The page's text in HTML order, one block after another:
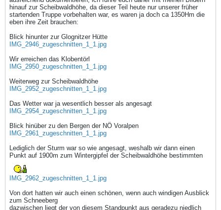
hinauf zur Scheibwaldhöhe, da dieser Teil heute nur unserer früher
startenden Truppe vorbehalten war, es waren ja doch ca 1350Hm die
eben ihre Zeit brauchen:
Blick hinunter zur Glognitzer Hütte
IMG_2946_zugeschnitten_1_1.jpg
Wir erreichen das Klobentörl
IMG_2950_zugeschnitten_1_1.jpg
Weiterweg zur Scheibwaldhöhe
IMG_2952_zugeschnitten_1_1.jpg
Das Wetter war ja wesentlich besser als angesagt
IMG_2954_zugeschnitten_1_1.jpg
Blick hinüber zu den Bergen der NÖ Voralpen
IMG_2961_zugeschnitten_1_1.jpg
Lediglich der Sturm war so wie angesagt, weshalb wir dann einen
Punkt auf 1900m zum Wintergipfel der Scheibwaldhöhe bestimmten
IMG_2962_zugeschnitten_1_1.jpg
Von dort hatten wir auch einen schönen, wenn auch windigen Ausblick
zum Schneeberg
dazwischen liegt der von diesem Standpunkt aus geradezu niedlich